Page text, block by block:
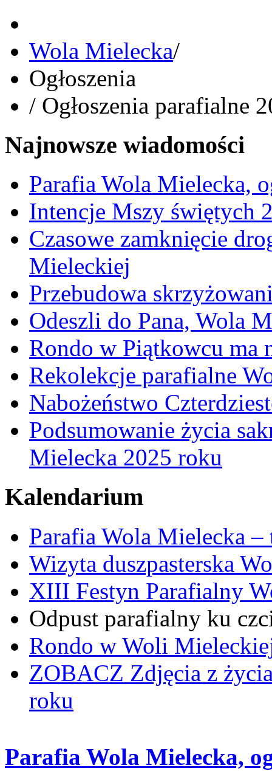
Wola Mielecka/
Ogłoszenia
/ Ogłoszenia parafialne
Najnowsze wiadomości
Parafia Wola Mielecka,
Intencje Mszy świętych
Czasowe zamknięcie
Mieleckiej
Przebudowa
Odeszli do Pana, Wola
Rondo w Piątkowcu ma
Rekolekcje parafialne
Nabożeństwo
Podsumowanie życia
Mielecka 2025 roku
Kalendarium
Parafia Wola Mielecka
Wizyta duszpasterska
XIII Festyn Parafialny
Odpust parafialny ku
Rondo w Woli
ZOBACZ Zdjęcia z
roku
Parafia Wola Mielecka,